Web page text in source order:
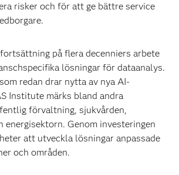
risker och för att ge bättre service
på flera decenniers arbete
lösningar för dataanalys.
redan drar nytta av nya AI-
Institute märks bland andra
förvaltning, sjukvården,
energisektorn. Genom investeringen
att utveckla lösningar anpassade
och områden.